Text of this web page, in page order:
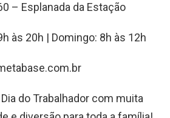
– Esplanada da Estação
às 20h | Domingo: 8h às 12h
do Trabalhador com muita